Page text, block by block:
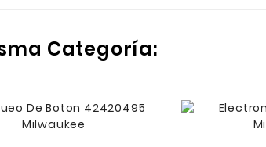
Categoría: